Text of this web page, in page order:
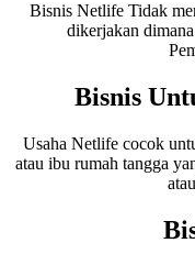
Bisnis Netlife Tidak
dikerjakan
Bisnis
Usaha Netlife cocok
atau ibu rumah tangga